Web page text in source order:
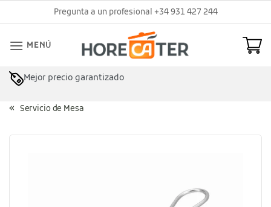
al
Pregunta a un profesional +34 931 427 244
MENÚ
Mejor precio garantizado
Servicio de Mesa